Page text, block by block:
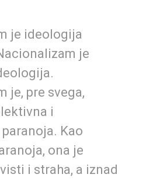
je ideologija
je
je, pre svega,
i
Kao
ona je
i straha, a iznad